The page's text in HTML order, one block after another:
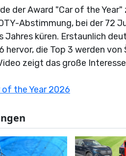
der Award "Car of the
Abstimmung, bei der 72
Jahres küren. Erstaunlich
hervor, die Top 3 werden
zeigt das große
of the Year 2026